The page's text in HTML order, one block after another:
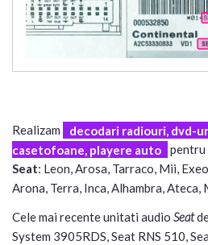
Realizam
decodari radiouri, dvd-
casetofoane, playere auto
pentru
Seat: Leon, Arosa, Tarraco, Mii,
Arona, Terra, Inca, Alhambra, Ateca,
Cele mai recente unitati audio Seat
System 3905RDS, Seat RNS 510,